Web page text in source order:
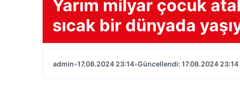
Yarım milyar çocuk
sıcak bir dünyada
admin•17.08.2024 23:14•Güncellendi: 17.08.2024 23:14